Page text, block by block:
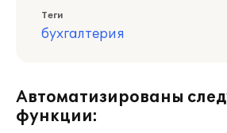
Теги
бухгалтерия
Автоматизированы
функции: